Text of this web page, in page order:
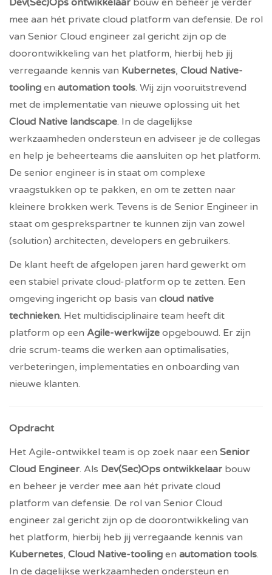
Dev(Sec)Ops ontwikkelaar bouw en beheer je verder
mee aan hét private cloud platform van defensie. De rol
van Senior Cloud engineer zal gericht zijn op de
doorontwikkeling van het platform, hierbij heb jij
verregaande kennis van Kubernetes, Cloud Native-
tooling en automation tools. Wij zijn vooruitstrevend
met de implementatie van nieuwe oplossing uit het
Cloud Native landscape. In de dagelijkse
werkzaamheden ondersteun en adviseer je de collegas
en help je beheerteams die aansluiten op het platform.
De senior engineer is in staat om complexe
vraagstukken op te pakken, en om te zetten naar
kleinere brokken werk. Tevens is de Senior Engineer in
staat om gesprekspartner te kunnen zijn van zowel
(solution) architecten, developers en gebruikers.
De klant heeft de afgelopen jaren hard gewerkt om
een stabiel private cloud-platform op te zetten. Een
omgeving ingericht op basis van cloud native
technieken. Het multidisciplinaire team heeft dit
platform op een Agile-werkwijze opgebouwd. Er zijn
drie scrum-teams die werken aan optimalisaties,
verbeteringen, implementaties en onboarding van
nieuwe klanten.
Opdracht
Het Agile-ontwikkel team is op zoek naar een Senior
Cloud Engineer. Als Dev(Sec)Ops ontwikkelaar bouw
en beheer je verder mee aan hét private cloud
platform van defensie. De rol van Senior Cloud
engineer zal gericht zijn op de doorontwikkeling van
het platform, hierbij heb jij verregaande kennis van
Kubernetes, Cloud Native-tooling en automation tools.
In de dagelijkse werkzaamheden ondersteun en